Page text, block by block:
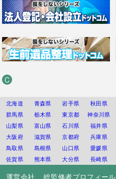
C
北海道 青森県 岩手県 秋田県
群馬県
栃木県 東京都 神奈川県
山梨県
富山県 石川県 福井県
大阪府
滋賀県 京都府 兵庫県
鳥取県
島根県 山口県 愛媛県
佐賀県
熊本県 大分県 長崎県
運営会社 総監修者プロフィール